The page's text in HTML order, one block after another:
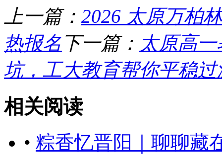
上一篇： 2026 太原万柏
热报名下一篇： 太原高
坑，工大教育帮你平稳过
相关阅读
• 粽香忆晋阳｜聊聊藏